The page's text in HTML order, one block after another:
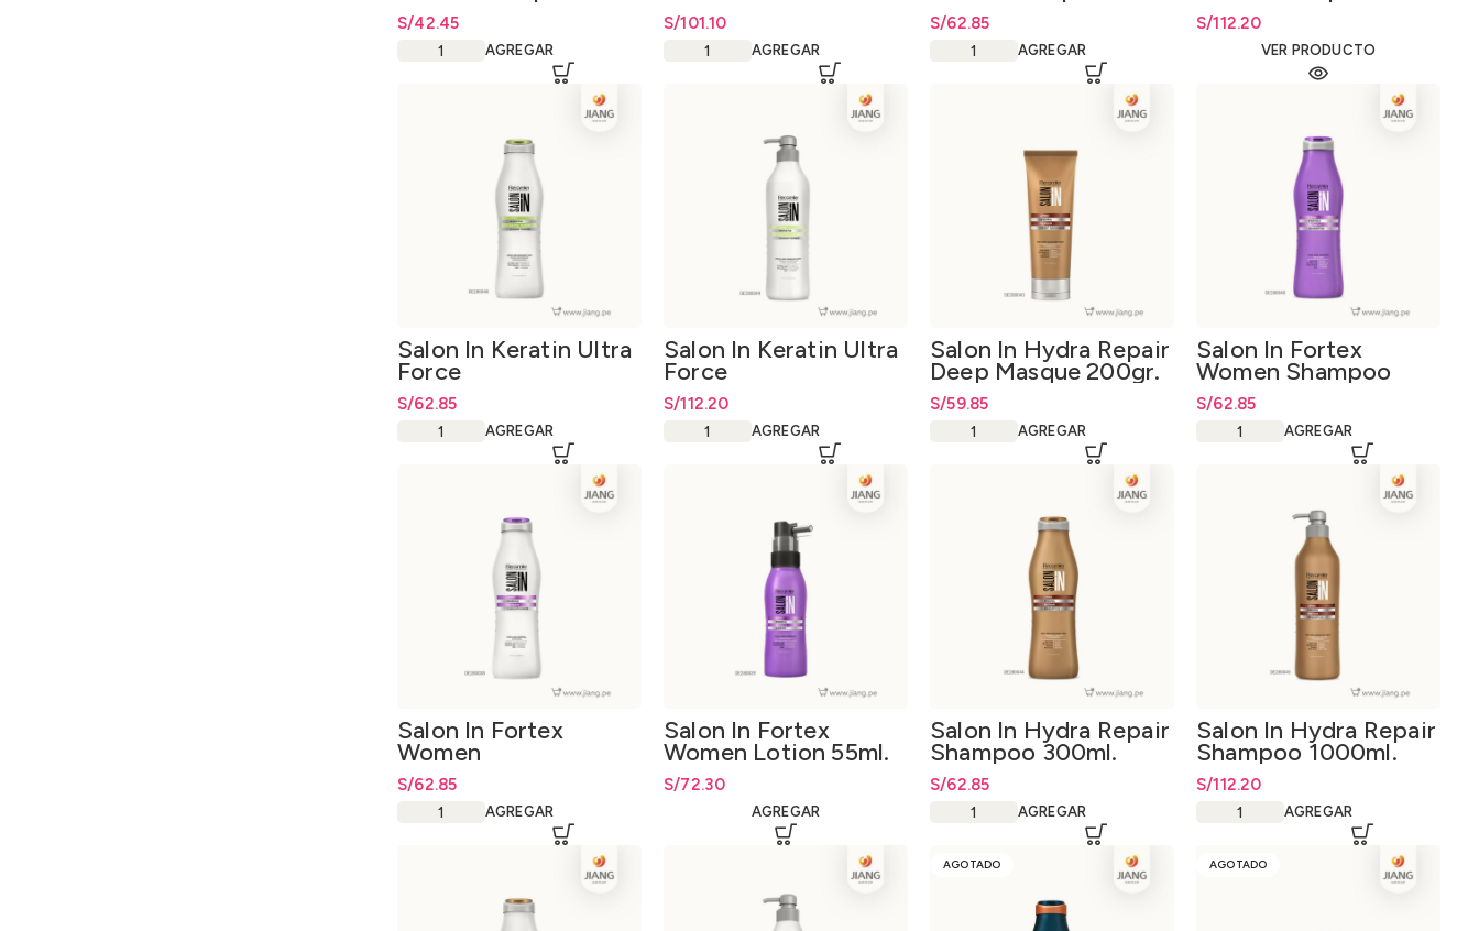
S/42.45
AGREGAR
15ml.
S/101.10
AGREGAR
300ml.
S/62.85
AGREGAR
1000ml.
S/112.20
VER PRODUCTO
Salon In Keratin Ultra
Force
Acondicionador
300ml.
S/62.85
AGREGAR
Salon In Keratin Ultra
Force
Acondicionador
1000ml.
S/112.20
AGREGAR
Salon In Hydra Repair
Deep Masque 200gr.
S/59.85
AGREGAR
Salon In Fortex
Women Shampoo
300ml.
S/62.85
AGREGAR
Salon In Fortex
Women
Acondionador 300ml.
S/62.85
AGREGAR
Salon In Fortex
Women Lotion 55ml.
S/72.30
AGREGAR
Salon In Hydra Repair
Shampoo 300ml.
S/62.85
AGREGAR
Salon In Hydra Repair
Shampoo 1000ml.
S/112.20
AGREGAR
AGOTADO AGOTADO